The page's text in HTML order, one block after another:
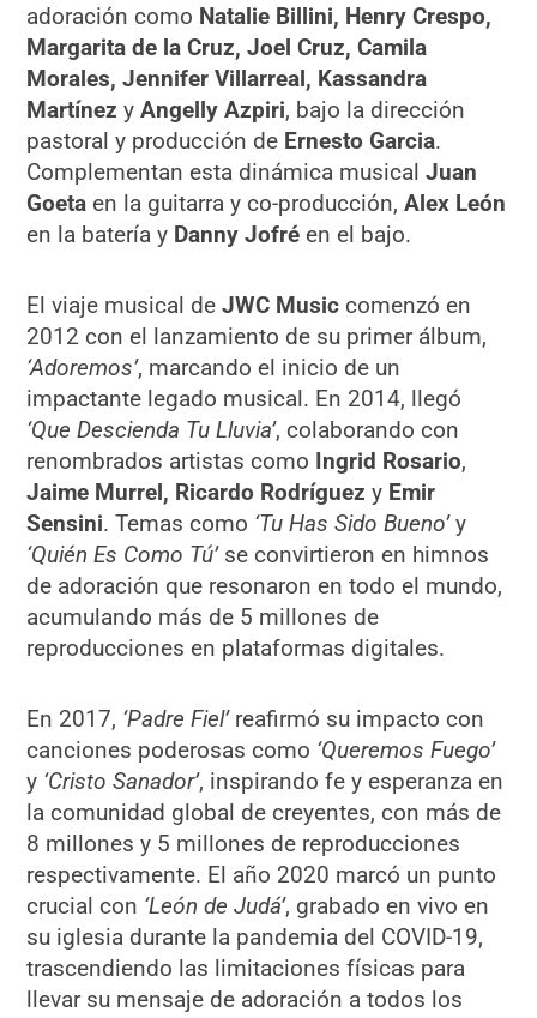
adoración como Natalie Billini, Henry Crespo,
Margarita de la Cruz, Joel Cruz, Camila
Morales, Jennifer Villarreal, Kassandra
Martínez yAngelly Azpiri, bajo la dirección
pastoral y producción de Ernesto Garcia.
Complementan esta dinámica musicalJuan
Goeta en la guitarra y co-producción,Alex León
en la batería y Danny Jofré en el bajo.
El viaje musical deJWC Music comenzó en
2012 con el lanzamiento de su primer álbum,
‘Adoremos’, marcando el inicio de un
impactante legado musical. En 2014, llegó
‘Que Descienda Tu Lluvia’, colaborando con
renombrados artistas como Ingrid Rosario,
Jaime Murrel, Ricardo Rodríguez y Emir
Sensini. Temas como ‘Tu Has Sido Bueno’y
‘Quién Es Como Tú’ se convirtieron en himnos
de adoración que resonaron en todo el mundo,
acumulando más de 5 millones de
reproducciones en plataformas digitales.
En 2017, ‘Padre Fiel’reafirmó su impacto con
canciones poderosas como ‘Queremos Fuego’
y ‘Cristo Sanador’, inspirando fe y esperanza en
la comunidad global de creyentes, con más de
8 millones y 5 millones de reproducciones
respectivamente. El año 2020 marcó un punto
crucial con ‘León de Judá’, grabado en vivo en
su iglesia durante la pandemia del COVID-19,
trascendiendo las limitaciones físicas para
llevar su mensaje de adoración a todos los